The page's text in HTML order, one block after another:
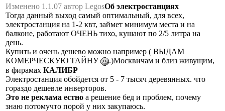
Изменено 1.1.07 автор LegosОб электростанциях
Тогда данный выход самый оптимальный, для всех,
электростанция на 1-2 квт, займет минимум места и на
балконе, работают ОЧЕНЬ тихо, кушают по 2/5 литра на
день.
Купить и очень дешево можно например ( ВЫДАМ
КОМЕРЧЕСКУЮ ТАЙНУ
.)Москвичам и близ живущим,
в фирамах КАЛИБР
Электростанция обойдется от 5 - 7 тысяч деревянных. что
гораздо дешевле инверторов.
Это не реклама естно а решение бед и проблем, почему
знаю потомучто порой у них закупаюсь.